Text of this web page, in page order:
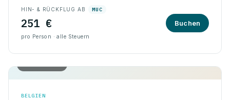
HIN- & RÜCKFLUG AB MUC
251 €
pro Person · alle Steuern
Buchen
BELGIEN